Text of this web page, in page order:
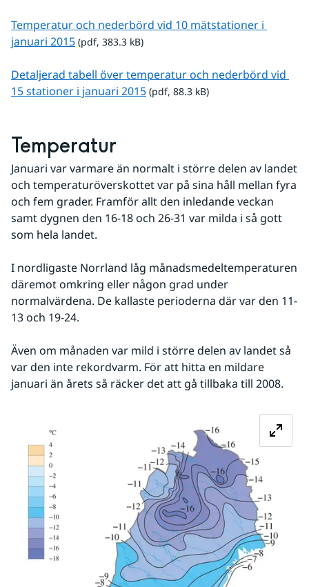
Temperatur och nederbörd vid 10 mätstationer i
januari 2015pdf, 383.3 kB.
(pdf, 383.3 kB)
Detaljerad tabell över temperatur och nederbörd vid
15 stationer i januari 2015pdf, 88.3 kB.
(pdf, 88.3 kB)
Temperatur
Januari var varmare än normalt i större delen av landet
och temperaturöverskottet var på sina håll mellan fyra
och fem grader. Framför allt den inledande veckan
samt dygnen den 16-18 och 26-31 var milda i så gott
som hela landet.
I nordligaste Norrland låg månadsmedeltemperaturen
däremot omkring eller någon grad under
normalvärdena. De kallaste perioderna där var den 11-
13 och 19-24.
Även om månaden var mild i större delen av landet så
var den inte rekordvarm. För att hitta en mildare
januari än årets så räcker det att gå tillbaka till 2008.